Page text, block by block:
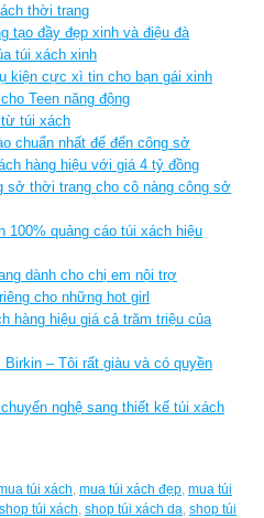
thời trang
tạo đầy đẹp xinh và điệu đà
túi xách xinh
kiện cực xì tin cho bạn gái xinh
Teen năng động
túi xách
chuẩn nhất để đến công sở
hàng hiệu với giá 4 tỷ đồng
sở thời trang cho cô nàng công sở
quảng cáo túi xách hiệu
dành cho chị em nội trợ
cho những hot girl
hàng hiệu giá cả trăm triệu của
– Tôi rất giàu và có quyền
nghệ sang thiết kế túi xách
túi xách, mua túi xách đẹp, mua túi
shop túi xách, shop túi xách da, shop túi